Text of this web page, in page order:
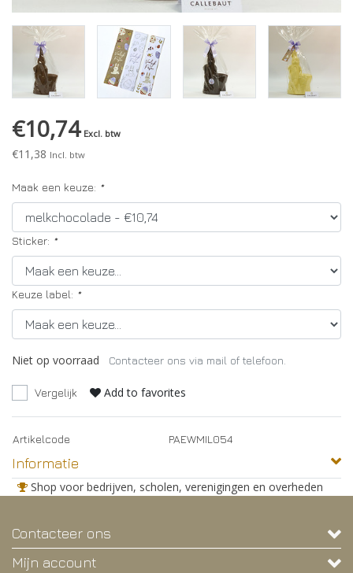
€10,74 Excl. btw
€11,38 Incl. btw
Maak een keuze: *
Sticker: *
Keuze label: *
Niet op voorraad Contacteer ons via mail of telefoon.
Vergelijk Add to favorites
Artikelcode PAEWMIL054
Informatie
Shop voor bedrijven, scholen, verenigingen en overheden
Contacteer ons
Mijn account